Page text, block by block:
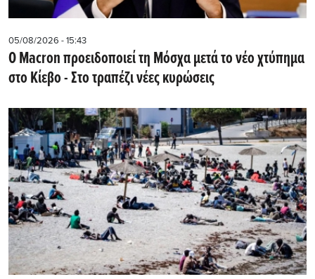
05/08/2026 - 15:43
Ο Macron προειδοποιεί τη Μόσχα μετά το νέο χτύπημα
στο Κίεβο - Στο τραπέζι νέες κυρώσεις